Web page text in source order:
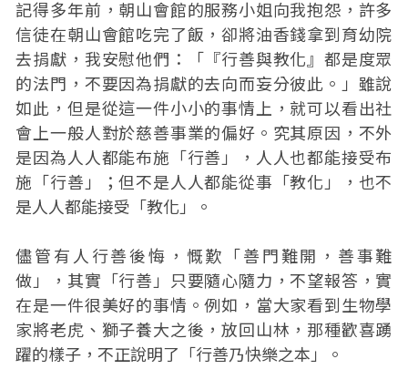
記得多年前，朝山會館的服務小姐向我抱怨，許多
信徒在朝山會館吃完了飯，卻將油香錢拿到育幼院
去捐獻，我安慰他們：「『行善與教化』都是度眾
的法門，不要因為捐獻的去向而妄分彼此。」雖說
如此，但是從這一件小小的事情上，就可以看出社
會上一般人對於慈善事業的偏好。究其原因，不外
是因為人人都能布施「行善」，人人也都能接受布
施「行善」；但不是人人都能從事「教化」，也不
是人人都能接受「教化」。
儘管有人行善後悔，慨歎「善門難開，善事難
做」，其實「行善」只要隨心隨力，不望報答，實
在是一件很美好的事情。例如，當大家看到生物學
家將老虎、獅子養大之後，放回山林，那種歡喜踴
躍的樣子，不正說明了「行善乃快樂之本」。